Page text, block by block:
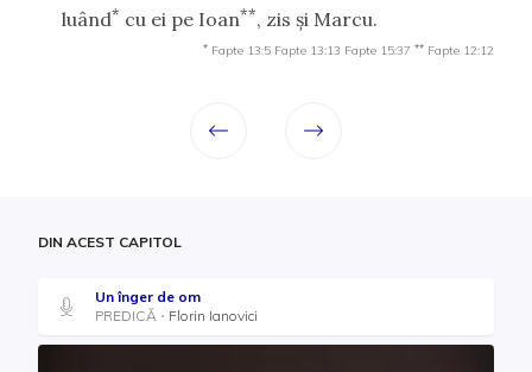
luând* cu ei pe Ioan**, zis şi Marcu.
* Fapte 13:5 Fapte 13:13 Fapte 15:37 ** Fapte 12:12
DIN ACEST CAPITOL
Un înger de om
PREDICĂ
Florin Ianovici